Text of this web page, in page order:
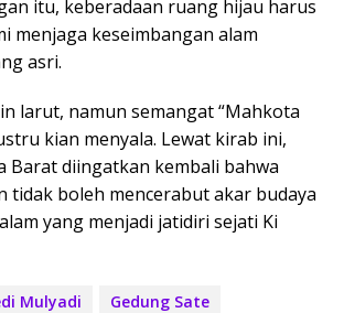
itu, keberadaan ruang hijau harus
menjaga keseimbangan alam
asri.
larut, namun semangat “Mahkota
kian menyala. Lewat kirab ini,
Barat diingatkan kembali bahwa
tidak boleh mencerabut akar budaya
yang menjadi jatidiri sejati Ki
Mulyadi
Gedung Sate